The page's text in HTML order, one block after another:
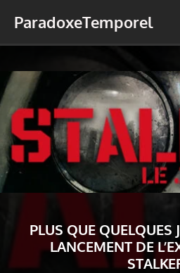
ParadoxeTemporel
PLUS QUE QUELQUES
LANCEMENT DE